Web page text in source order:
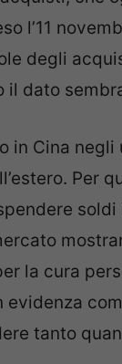
l’11
degli
dato
Cina negli
Per
soldi
la cura
tanto